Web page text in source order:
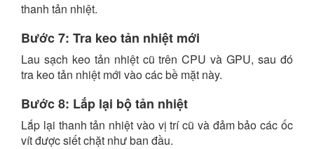
thanh tản nhiệt.
Bước 7: Tra keo tản nhiệt mới
Lau sạch keo tản nhiệt cũ trên CPU và GPU, sau đó
tra keo tản nhiệt mới vào các bề mặt này.
Bước 8: Lắp lại bộ tản nhiệt
Lắp lại thanh tản nhiệt vào vị trí cũ và đảm bảo các ốc
vít được siết chặt như ban đầu.